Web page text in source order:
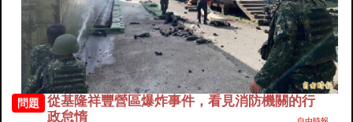
問題
從基隆祥豐營區爆炸事件，看見消防機關的行
政怠惰